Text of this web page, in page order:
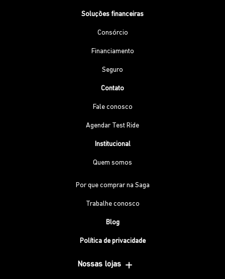
Soluções financeiras
Consórcio
Financiamento
Seguro
Contato
Fale conosco
Agendar Test Ride
Institucional
Quem somos
Por que comprar na Saga
Trabalhe conosco
Blog
Política de privacidade
Nossas lojas